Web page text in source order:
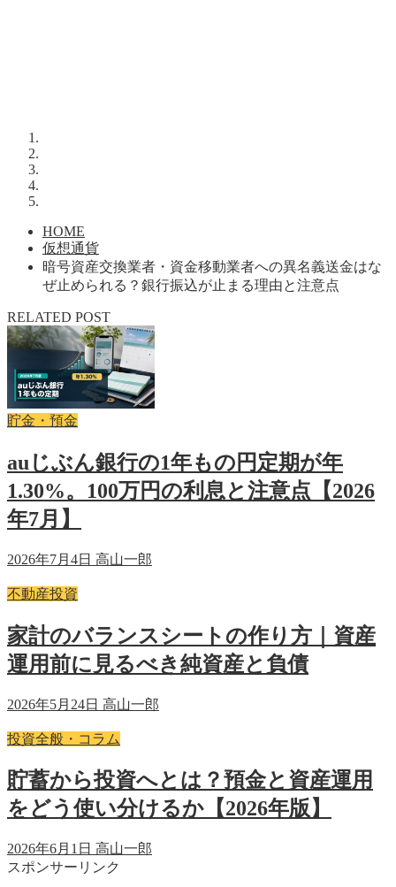
HOME
仮想通貨
暗号資産交換業者・資金移動業者への異名義送金はな
ぜ止められる？銀行振込が止まる理由と注意点
RELATED POST
貯金・預金
auじぶん銀行の1年もの円定期が年
1.30%。100万円の利息と注意点【2026
年7月】
2026年7月4日 高山一郎
不動産投資
家計のバランスシートの作り方｜資産
運用前に見るべき純資産と負債
2026年5月24日 高山一郎
投資全般・コラム
貯蓄から投資へとは？預金と資産運用
をどう使い分けるか【2026年版】
2026年6月1日 高山一郎
スポンサーリンク